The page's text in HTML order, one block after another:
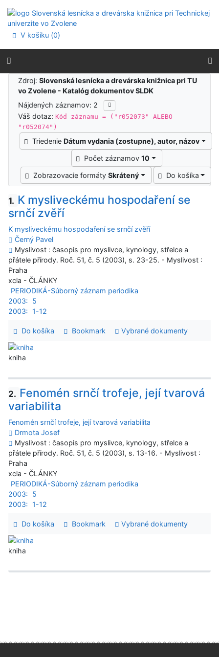
Prejsť na menu
Prehlásenie o webovej prístupnosti
V košíku (0)
Výsledky vyhľadávania
Zdroj:Slovenská lesnícka a drevárska knižnica pri TU
vo Zvolene - Katalóg dokumentov SLDK
Nájdených záznamov: 2
Váš dotaz:Kód záznamu = ("r052073" ALEBO
"r052074")
Triedenie Dátum vydania (zostupne), autor, názov
Počet záznamov10
Zobrazovacie formátySkrátený Do košíka
1. K mysliveckému hospodaření se
srnčí zvěří
K mysliveckému hospodaření se srnčí zvěří
Černý Pavel
Myslivost : časopis pro myslivce, kynology, střelce a
přátele přírody. Roč. 51, č. 5 (2003), s. 23-25. - Myslivost :
Praha
xcla - ČLÁNKY
PERIODIKÁ-Súborný záznam periodika
2003:
5
2003:
1-12
Do košíka Bookmark Vybrané dokumenty
kniha
2. Fenomén srnčí trofeje, její tvarová
variabilita
Fenomén srnčí trofeje, její tvarová variabilita
Drmota Josef
Myslivost : časopis pro myslivce, kynology, střelce a
přátele přírody. Roč. 51, č. 5 (2003), s. 13-16. - Myslivost :
Praha
xcla - ČLÁNKY
PERIODIKÁ-Súborný záznam periodika
2003:
5
2003:
1-12
Do košíka Bookmark Vybrané dokumenty
kniha